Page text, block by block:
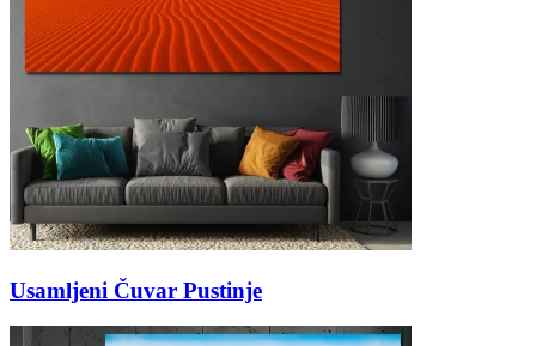
Usamljeni Čuvar Pustinje